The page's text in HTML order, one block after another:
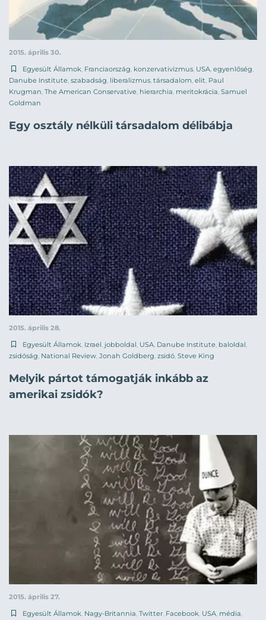
2015. április 30.
Egyesült Államok, Franciaország, konzervativizmus, USA, egyenlőség,
Danube Institute, szabadság, liberalizmus, társadalom, elit, Paul
Krugman, The American Conservative, hierarchia, meritokrácia, Samuel
Goldman
Egy osztály nélküli társadalom délibábja
2015. április 28.
Egyesült Államok, Izrael, jobboldal, USA, Danube Institute, baloldal,
zsidóság, National Review, Jonah Goldberg, zsidó, Steve King
Melyik pártot támogatják inkább az
amerikai zsidók?
2015. április 27.
Egyesült Államok, Nagy-Britannia, Twitter, Facebook, USA, média,